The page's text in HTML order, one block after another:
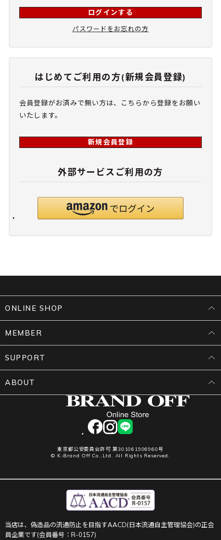
ログインする
パスワードをお忘れの方
はじめてご利用の方(新規会員登録)
会員登録がお済みで無い方は、こちらから登録をお願い
いたします。
新規会員登録
外部サービスご利用の方
facebookinstagram
LINE
東京都公安委員会許可 第301061906960号
© K-Brand Off Co.,Ltd. All Rights Reserved.
ONLINE SHOP
MEMBER
SUPPORT
ABOUT
当店は、偽造品の流通防止を目指すAACD(日本流通自主管理協会)の正会
員企業です(会員番号：R-0157)